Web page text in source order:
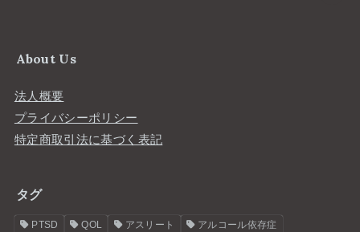
About Us
法人概要
プライバシーポリシー
特定商取引法に基づく表記
タグ
PTSD QOL アスリート アルコール依存症